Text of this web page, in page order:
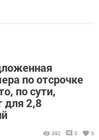
по отсрочке
по сути,
для 2,8
392 0 0